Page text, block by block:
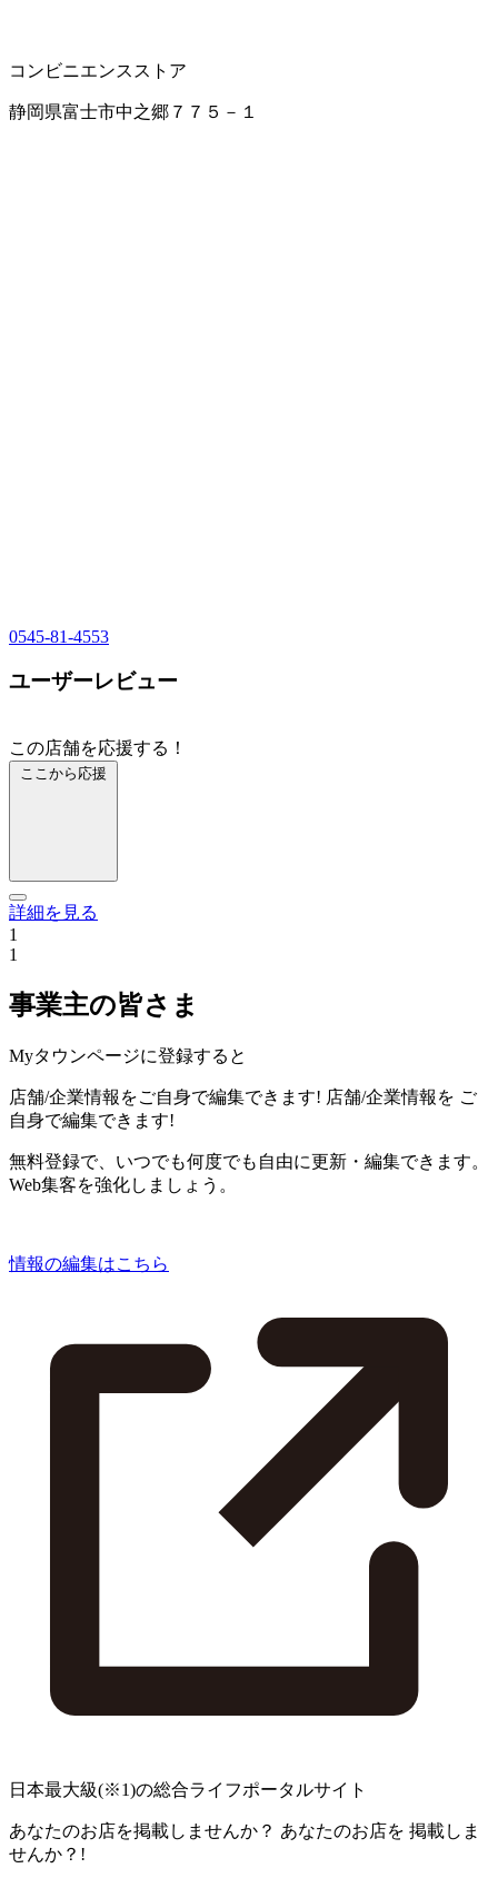
コンビニエンスストア
静岡県富士市中之郷７７５－１
0545-81-4553
ユーザーレビュー
この店舗を応援する！
ここから応援
詳細を見る
1
1
事業主の皆さま
Myタウンページに登録すると
店舗/企業情報をご自身で編集できます! 店舗/企業情報を ご
自身で編集できます!
無料登録で、いつでも何度でも自由に更新・編集できます。
Web集客を強化しましょう。
情報の編集はこちら
日本最大級(※1)の総合ライフポータルサイト
あなたのお店を掲載しませんか？ あなたのお店を 掲載しま
せんか？!